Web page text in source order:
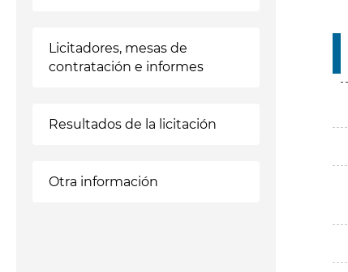
Licitadores, mesas de
contratación e informes
Resultados de la licitación
Otra información